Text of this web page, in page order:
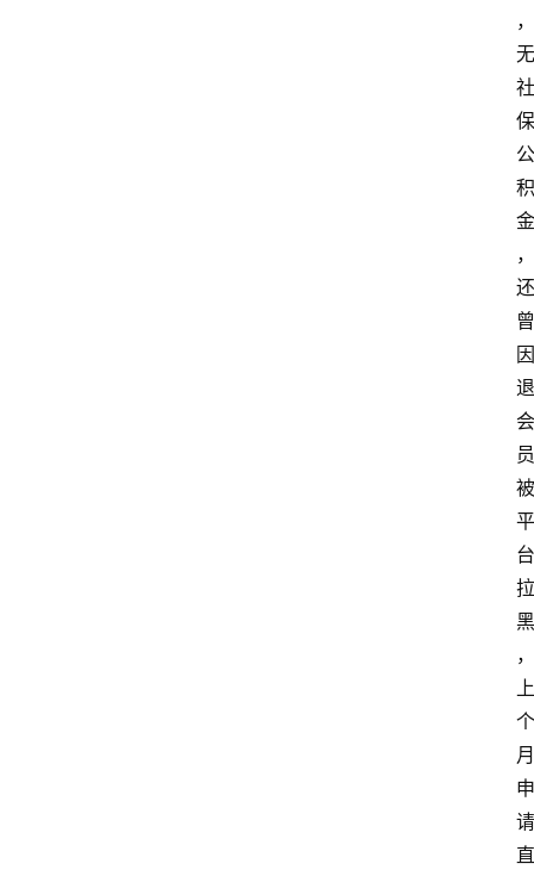
，
无
社
保
公
积
金
，
还
曾
因
退
会
员
被
平
台
拉
黑
，
上
个
月
申
请
直